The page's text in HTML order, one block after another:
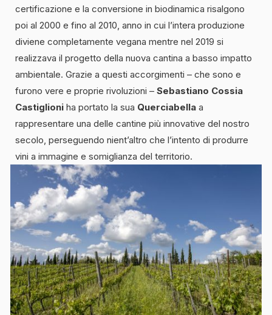
certificazione e la conversione in biodinamica risalgono
poi al 2000 e fino al 2010, anno in cui l’intera produzione
diviene completamente vegana mentre nel 2019 si
realizzava il progetto della nuova cantina a basso impatto
ambientale. Grazie a questi accorgimenti – che sono e
furono vere e proprie rivoluzioni – Sebastiano Cossia
Castiglioni ha portato la sua Querciabella a
rappresentare una delle cantine più innovative del nostro
secolo, perseguendo nient’altro che l’intento di produrre
vini a immagine e somiglianza del territorio.